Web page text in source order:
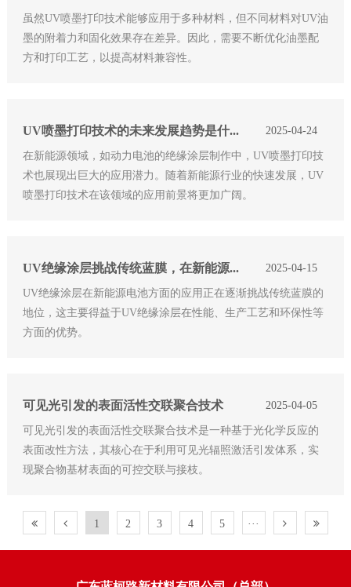
虽然UV喷墨打印技术能够应用于多种材料，但不同材料对UV油
墨的附着力和固化效果存在差异。因此，需要不断优化油墨配
方和打印工艺，以提高材料兼容性。
UV喷墨打印技术的未来发展趋势是什么？ 2025-04-24
在新能源领域，如动力电池的绝缘涂层制作中，UV喷墨打印技
术也展现出巨大的应用潜力。随着新能源行业的快速发展，UV
喷墨打印技术在该领域的应用前景将更加广阔。
UV绝缘涂层挑战传统蓝膜，在新能源电池方面的应用有哪些？ 2025-04-15
UV绝缘涂层在新能源电池方面的应用正在逐渐挑战传统蓝膜的
地位，这主要得益于UV绝缘涂层在性能、生产工艺和环保性等
方面的优势。
可见光引发的表面活性交联聚合技术 2025-04-05
可见光引发的表面活性交联聚合技术是一种基于光化学反应的
表面改性方法，其核心在于利用可见光辐照激活引发体系，实
现聚合物基材表面的可控交联与接枝。
1 2 3 4 5 ···